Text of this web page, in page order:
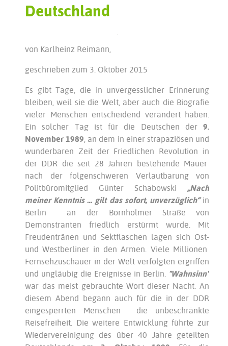
Deutschland
von Karlheinz Reimann,
geschrieben zum 3. Oktober 2015
Es gibt Tage, die in unvergesslicher Erinnerung
bleiben, weil sie die Welt, aber auch die Biografie
vieler Menschen entscheidend verändert haben.
Ein solcher Tag ist für die Deutschen der9.
November 1989, an dem in einer strapaziösen und
wunderbaren Zeit der Friedlichen Revolution in
der DDR die seit 28 Jahren bestehende Mauer
nach der folgenschweren Verlautbarung von
Politbüromitglied Günter Schabowski „Nach
meiner Kenntnis … gilt das sofort, unverzüglich“in
Berlin an der Bornholmer Straße von
Demonstranten friedlich erstürmt wurde. Mit
Freudentränen und Sektflaschen lagen sich Ost-
und Westberliner in den Armen. Viele Millionen
Fernsehzuschauer in der Welt verfolgten ergriffen
und ungläubig die Ereignisse in Berlin. "Wahnsinn"
war das meist gebrauchte Wort dieser Nacht. An
diesem Abend begann auch für die in der DDR
eingesperrten Menschen die unbeschränkte
Reisefreiheit. Die weitere Entwicklung führte zur
Wiedervereinigung des über 40 Jahre geteilten